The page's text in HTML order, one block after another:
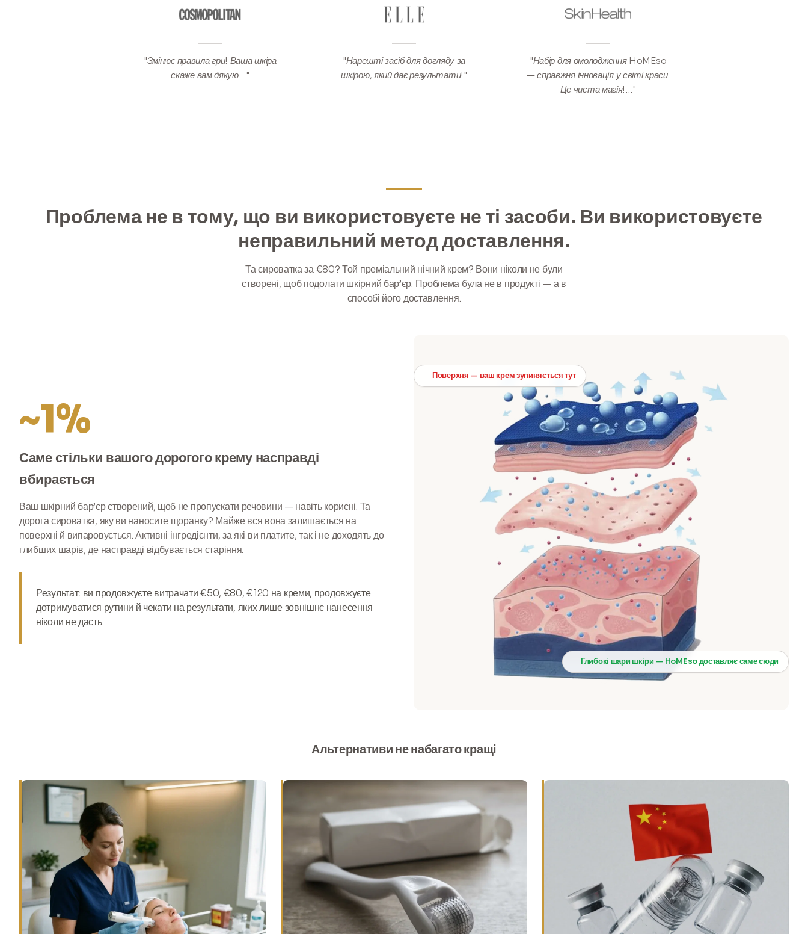
"Змінює правила гри! Ваша шкіра
скаже вам дякую…"
"Нарешті засіб для догляду за
шкірою, який дає результати!"
"Набір для омолодження HoMEso
— справжня інновація у світі краси.
Це чиста магія!…"
Проблема не в тому, що ви використовуєте не ті засоби. Ви використовуєте
неправильний метод доставлення.
Та сироватка за €80? Той преміальний нічний крем? Вони ніколи не були
створені, щоб подолати шкірний бар’єр. Проблема була не в продукті — а в
способі його доставлення.
~1%
Саме стільки вашого дорогого крему насправді
вбирається
Ваш шкірний бар’єр створений, щоб не пропускати речовини — навіть корисні. Та
дорога сироватка, яку ви наносите щоранку? Майже вся вона залишається на
поверхні й випаровується. Активні інгредієнти, за які ви платите, так і не доходять до
глибших шарів, де насправді відбувається старіння.
Результат: ви продовжуєте витрачати €50, €80, €120 на креми, продовжуєте
дотримуватися рутини й чекати на результати, якихлише зовнішнє нанесення
ніколи не дасть.
Поверхня — ваш крем зупиняється тут
Глибокі шари шкіри — HoMEso доставляє саме сюди
Альтернативи не набагато кращі